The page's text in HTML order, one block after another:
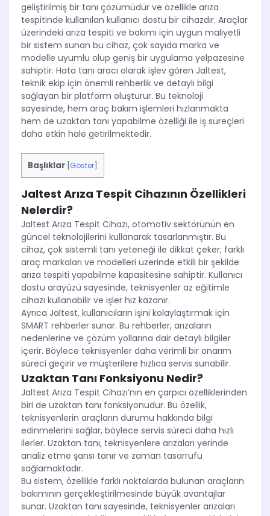
geliştirilmiş bir tanı çözümüdür ve özellikle arıza
tespitinde kullanılan kullanıcı dostu bir cihazdır. Araçlar
üzerindeki arıza tespiti ve bakımı için uygun maliyetli
bir sistem sunan bu cihaz, çok sayıda marka ve
modelle uyumlu olup geniş bir uygulama yelpazesine
sahiptir. Hata tanı aracı olarak işlev gören Jaltest,
teknik ekip için önemli rehberlik ve detaylı bilgi
sağlayan bir platform oluşturur. Bu teknoloji
sayesinde, hem araç bakım işlemleri hızlanmakta
hem de uzaktan tanı yapabilme özelliği ile iş süreçleri
daha etkin hale getirilmektedir.
Başlıklar Göster
Jaltest Arıza Tespit Cihazının Özellikleri
Nelerdir?
Jaltest Arıza Tespit Cihazı, otomotiv sektörünün en
güncel teknolojilerini kullanarak tasarlanmıştır. Bu
cihaz, çok sistemli tanı yeteneği ile dikkat çeker; farklı
araç markaları ve modelleri üzerinde etkili bir şekilde
arıza tespiti yapabilme kapasitesine sahiptir. Kullanıcı
dostu arayüzü sayesinde, teknisyenler az eğitimle
cihazı kullanabilir ve işler hız kazanır.
Ayrıca Jaltest, kullanıcıların işini kolaylaştırmak için
SMART rehberler sunar. Bu rehberler, arızaların
nedenlerine ve çözüm yollarına dair detaylı bilgiler
içerir. Böylece teknisyenler daha verimli bir onarım
süreci geçirir ve müşterilere hızlıca servis sunabilir.
Uzaktan Tanı Fonksiyonu Nedir?
Jaltest Arıza Tespit Cihazı’nın en çarpıcı özelliklerinden
biri de uzaktan tanı fonksiyonudur. Bu özellik,
teknisyenlerin araçların durumu hakkında bilgi
edinmelerini sağlar, böylece servis süreci daha hızlı
ilerler. Uzaktan tanı, teknisyenlere arızaları yerinde
analiz etme şansı tanır ve zaman tasarrufu
sağlamaktadır.
Bu sistem, özellikle farklı noktalarda bulunan araçların
bakımının gerçekleştirilmesinde büyük avantajlar
sunar. Uzaktan tanı sayesinde, teknisyenler arızaları